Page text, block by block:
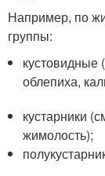
Например, по
группы:
кустовидные
облепиха,
кустарники
жимолость);